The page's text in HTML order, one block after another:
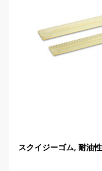
スクイジーゴム, 耐油